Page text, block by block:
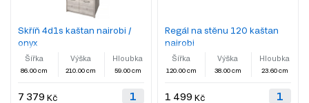
Skříň 4d1s kaštan nairobi /
onyx
Šířka
86.00 cm
Výška
210.00 cm
Hloubka
59.00 cm
7 379 Kč
Regál na stěnu 120 kaštan
nairobi
Šířka
120.00 cm
Výška
38.00 cm
Hloubka
23.60 cm
1 499 Kč